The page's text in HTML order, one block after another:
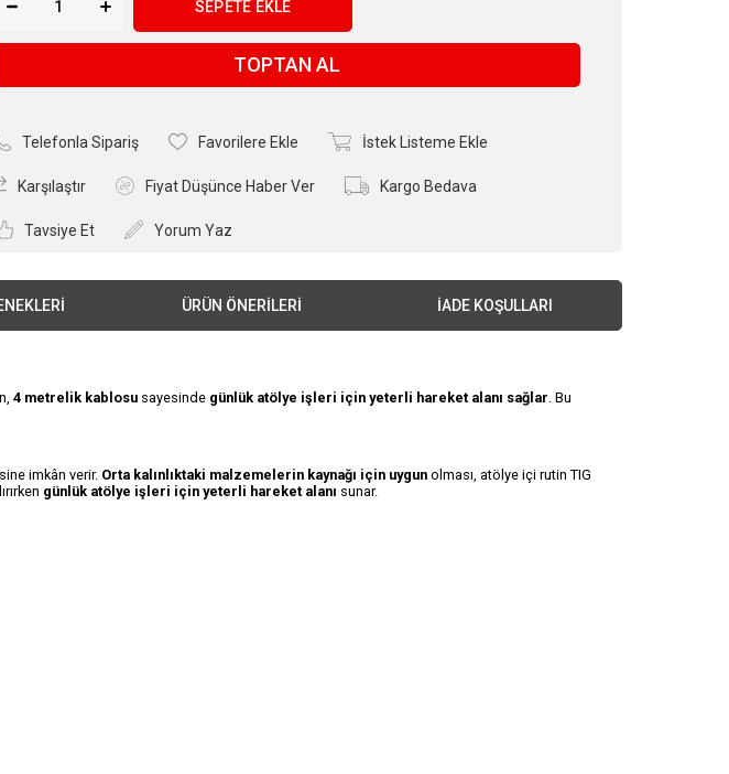
TOPTAN AL
Telefonla Sipariş Favorilere Ekle İstek Listeme Ekle
Karşılaştır Fiyat Düşünce Haber Ver Kargo Bedava
Tavsiye Et Yorum Yaz
ÜRÜN ÖNERILERI İADE KOŞULLARI
4 metrelik kablosu sayesinde günlük atölye işleri için yeterli hareket alanı sağlar . Bu
imkân verir. Orta kalınlıktaki malzemelerin kaynağı için uygun olması, atölye içi rutin TIG
günlük atölye işleri için yeterli hareket alanı sunar.